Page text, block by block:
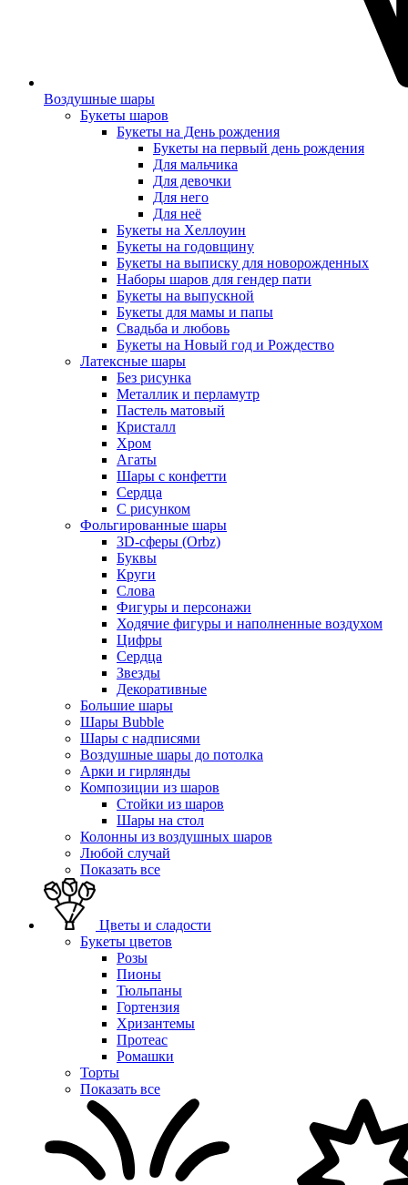
Воздушные шары
Букеты шаров
Букеты на День рождения
Букеты на первый день рождения
Для мальчика
Для девочки
Для него
Для неё
Букеты на Хеллоуин
Букеты на годовщину
Букеты на выписку для новорожденных
Наборы шаров для гендер пати
Букеты на выпускной
Букеты для мамы и папы
Свадьба и любовь
Букеты на Новый год и Рождество
Латексные шары
Без рисунка
Металлик и перламутр
Пастель матовый
Кристалл
Хром
Агаты
Шары с конфетти
Сердца
С рисунком
Фольгированные шары
3D-сферы (Orbz)
Буквы
Круги
Слова
Фигуры и персонажи
Ходячие фигуры и наполненные воздухом
Цифры
Сердца
Звезды
Декоративные
Большие шары
Шары Bubble
Шары с надписями
Воздушные шары до потолка
Арки и гирлянды
Композиции из шаров
Стойки из шаров
Шары на стол
Колонны из воздушных шаров
Любой случай
Показать все
Цветы и сладости
Букеты цветов
Розы
Пионы
Тюльпаны
Гортензия
Хризантемы
Протеас
Ромашки
Торты
Показать все